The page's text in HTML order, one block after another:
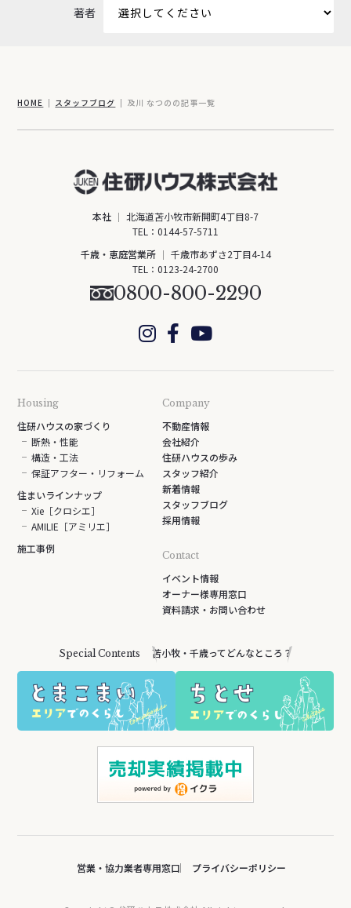
著者
HOME スタッフブログ 及川 なつのの記事一覧
本社
北海道苫小牧市新開町4丁目8-7
TEL： 0144-57-5711
千歳・恵庭営業所
千歳市あずさ2丁目4-14
TEL： 0123-24-2700
0800-800-2290
Housing
住研ハウスの家づくり
断熱・性能
構造・工法
保証アフター・リフォーム
住まいラインナップ
Xie［クロシエ］
AMILIE［アミリエ］
施工事例
Company
不動産情報
会社紹介
住研ハウスの歩み
スタッフ紹介
新着情報
スタッフブログ
採用情報
Contact
イベント情報
オーナー様専用窓口
資料請求・お問い合わせ
Special Contents 苫小牧・千歳ってどんなところ？
営業・協力業者専用窓口 プライバシーポリシー